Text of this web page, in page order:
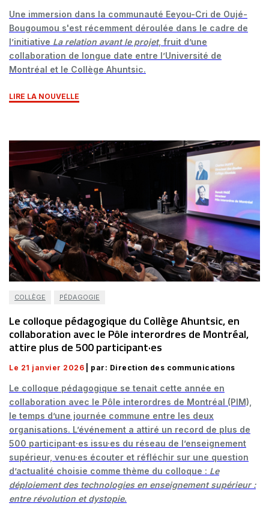
Une immersion dans la communauté Eeyou-Cri de Oujé-
Bougoumou s'est récemment déroulée dans le cadre de
l’initiative La relation avant le projet, fruit d’une
collaboration de longue date entre l’Université de
Montréal et le Collège Ahuntsic.
LIRE LA NOUVELLE
COLLÈGE PÉDAGOGIE
Le colloque pédagogique du Collège Ahuntsic, en
collaboration avec le Pôle interordres de Montréal,
attire plus de 500 participant·es
Le 21 janvier 2026 | par: Direction des communications
Le colloque pédagogique se tenait cette année en
collaboration avec le Pôle interordres de Montréal (PIM),
le temps d’une journée commune entre les deux
organisations. L’événement a attiré un record de plus de
500 participant·es issu·es du réseau de l’enseignement
supérieur, venu·es écouter et réfléchir sur une question
d’actualité choisie comme thème du colloque : Le
déploiement des technologies en enseignement supérieur :
entre révolution et dystopie.